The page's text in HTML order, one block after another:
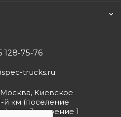
128-75-76
trucks.ru
Москва, Киевское
й км (поселение
дом 3 строение 1